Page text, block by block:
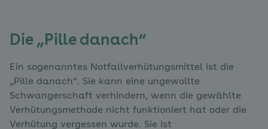
Die „Pille danach“
Ein sogenanntes Notfallverhütungsmittel ist die
„Pille danach“. Sie kann eine ungewollte
Schwangerschaft verhindern, wenn die gewählte
Verhütungsmethode nicht funktioniert hat oder die
Verhütung vergessen wurde. Sie ist